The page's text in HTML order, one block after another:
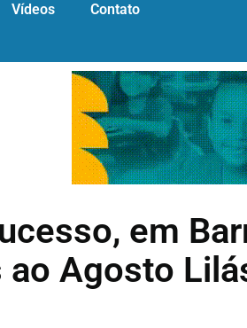
Vídeos Contato
em
Agosto